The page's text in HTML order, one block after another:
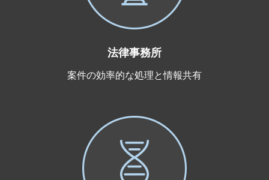
法律事務所
案件の効率的な処理と情報共有